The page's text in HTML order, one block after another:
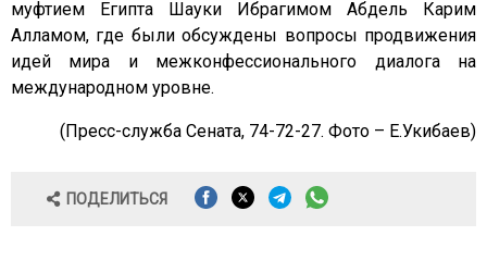
муфтием Египта Шауки Ибрагимом Абдель Карим
Алламом, где были обсуждены вопросы продвижения
идей мира и межконфессионального диалога на
международном уровне.
(Пресс-служба Сената, 74-72-27. Фото – Е.Укибаев)
ПОДЕЛИТЬСЯ